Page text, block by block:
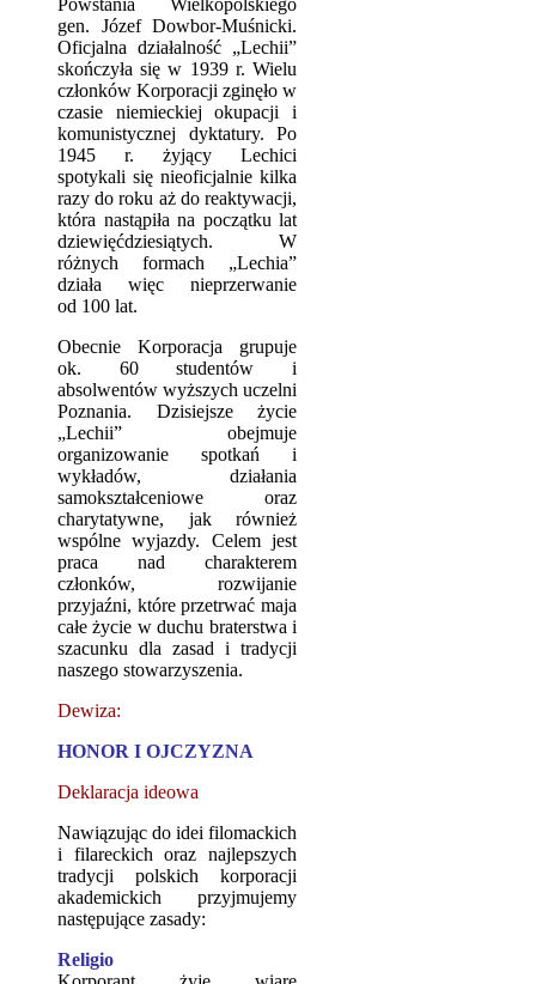
Powstania Wielkopolskiego
gen. Józef Dowbor-Muśnicki.
Oficjalna działalność „Lechii”
skończyła się w 1939 r. Wielu
członków Korporacji zginęło w
czasie niemieckiej okupacji i
komunistycznej dyktatury. Po
1945 r. żyjący Lechici
spotykali się nieoficjalnie kilka
razy do roku aż do reaktywacji,
która nastąpiła na początku lat
dziewięćdziesiątych. W
różnych formach „Lechia”
działa więc nieprzerwanie
od 100 lat.
Obecnie Korporacja grupuje
ok. 60 studentów i
absolwentów wyższych uczelni
Poznania. Dzisiejsze życie
„Lechii” obejmuje
organizowanie spotkań i
wykładów, działania
samokształceniowe oraz
charytatywne, jak również
wspólne wyjazdy. Celem jest
praca nad charakterem
członków, rozwijanie
przyjaźni, które przetrwać maja
całe życie w duchu braterstwa i
szacunku dla zasad i tradycji
naszego stowarzyszenia.
Dewiza:
HONOR I OJCZYZNA
Deklaracja ideowa
Nawiązując do idei filomackich
i filareckich oraz najlepszych
tradycji polskich korporacji
akademickich przyjmujemy
następujące zasady:
Religio